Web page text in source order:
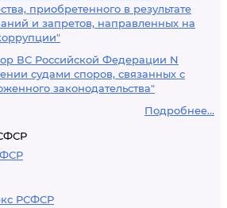
приобретенного в результате
и запретов, направленных на
ВС Российской Федерации N
судами споров, связанных с
законодательства"
Подробнее...
РСФСР